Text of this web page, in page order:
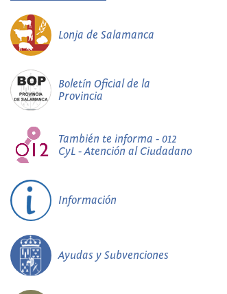
Lonja de Salamanca
Boletín Oficial de la
Provincia
También te informa - 012
CyL - Atención al Ciudadano
Información
Ayudas y Subvenciones